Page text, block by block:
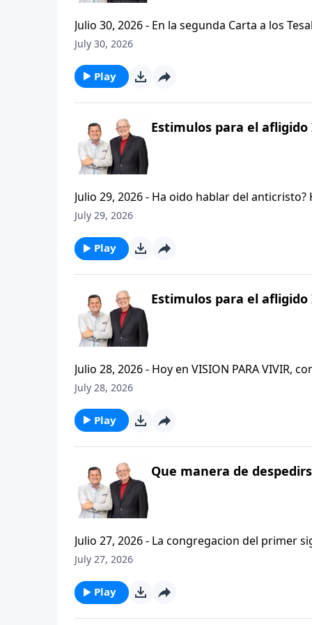
Julio 30, 2026 - En la segunda Carta a los
permanezcan firmes y aferrados a las
del mensaje que comenzamos hace un par
July 30, 2026
Play
Estimulos para el
Julio 29, 2026 - Ha oido hablar del
que se refiere la Biblia cuando usa la palabra
capitulo de 2 Tesalonicenses y escuchemos
AFLIGIDO.
July 29, 2026
Play
Estimulos para el afligido
Julio 28, 2026 - Hoy en VISION PARA
CRISTIANISMO FIRME: UN ESTUDIO DE 2
el pastor Carlos A. Zazueta titulo: "ESTIMULOS
July 28, 2026
Play
Que manera de
Julio 27, 2026 - La congregacion del primer
interpersonales cristianas y genuinas. Se afirmaban mutuamente. Daban cuentas de si mismos unos con
que significa desarrollar relaciones
July 27, 2026
Play